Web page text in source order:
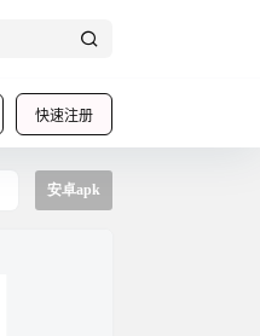
快速注册
安卓apk